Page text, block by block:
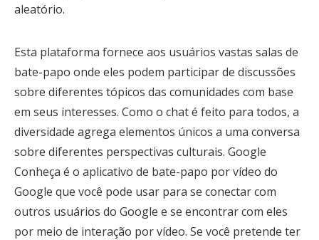
aleatório.
Esta plataforma fornece aos usuários vastas salas de
bate-papo onde eles podem participar de discussões
sobre diferentes tópicos das comunidades com base
em seus interesses. Como o chat é feito para todos, a
diversidade agrega elementos únicos a uma conversa
sobre diferentes perspectivas culturais. Google
Conheça é o aplicativo de bate-papo por vídeo do
Google que você pode usar para se conectar com
outros usuários do Google e se encontrar com eles
por meio de interação por vídeo. Se você pretende ter